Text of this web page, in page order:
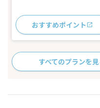
おすすめポイント
すべてのプランを